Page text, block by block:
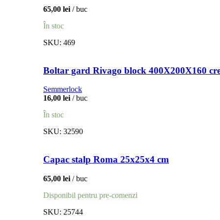
65,00 lei
buc
În stoc
SKU: 469
Boltar gard Rivago block 400X200X160
Semmerlock
16,00 lei
buc
În stoc
SKU: 32590
Capac stalp Roma 25x25x4 cm
65,00 lei
buc
Disponibil pentru pre-comenzi
SKU: 25744